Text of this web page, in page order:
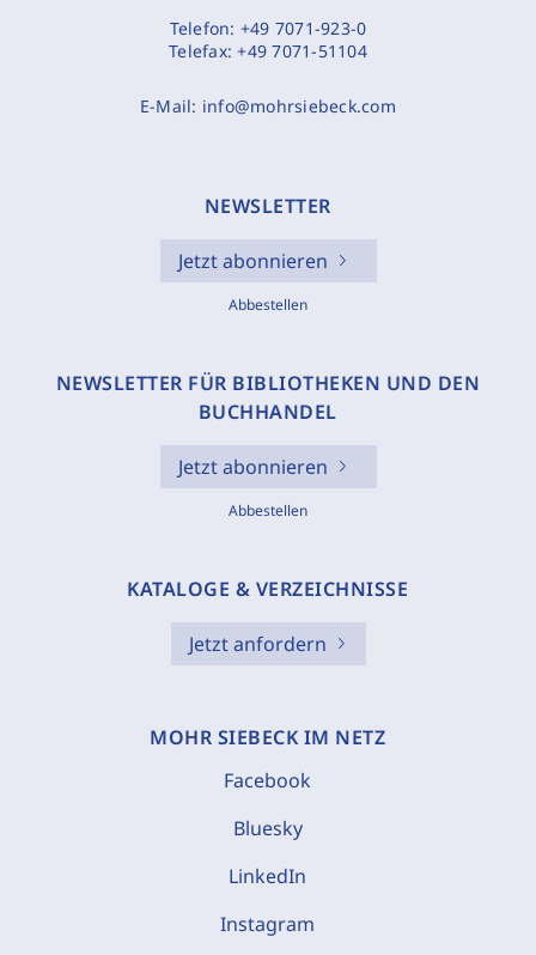
Telefon: +49 7071-923-0
Telefax:+49 7071-51104
E-Mail: info@mohrsiebeck.com
NEWSLETTER
Jetzt abonnieren
Abbestellen
NEWSLETTER FÜR BIBLIOTHEKEN UND DEN
BUCHHANDEL
Jetzt abonnieren
Abbestellen
KATALOGE & VERZEICHNISSE
Jetzt anfordern
MOHR SIEBECK IM NETZ
Facebook
Bluesky
LinkedIn
Instagram